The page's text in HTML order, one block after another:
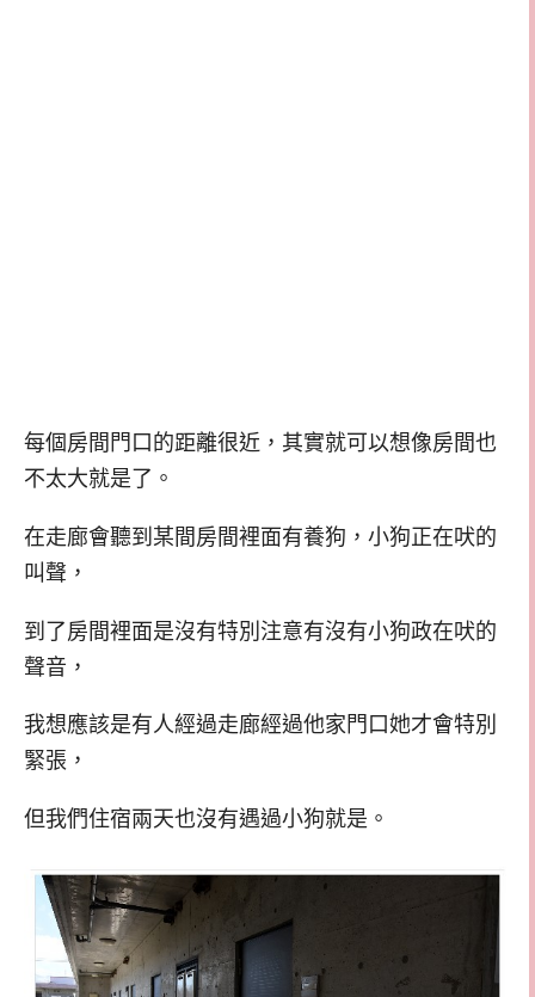
每個房間門口的距離很近，其實就可以想像房間也
不太大就是了。
在走廊會聽到某間房間裡面有養狗，小狗正在吠的
叫聲，
到了房間裡面是沒有特別注意有沒有小狗政在吠的
聲音，
我想應該是有人經過走廊經過他家門口她才會特別
緊張，
但我們住宿兩天也沒有遇過小狗就是。